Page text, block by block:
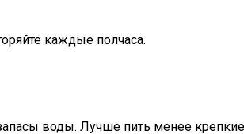
каждые полчаса.
воды. Лучше пить менее